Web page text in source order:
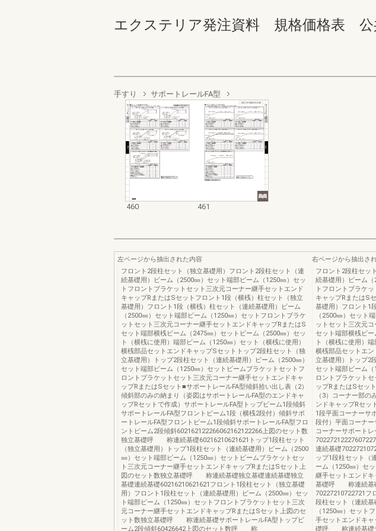
エクステリア発注資料 規格価格表 公
手すり サポートレールFA型
460 461
左ページから抽出された内容
フロント2段柱セット（独立基礎用）フロント2段柱セット（連
続基礎用）ビーム（2500㎜）セット端部ビーム（1250㎜）セッ
トフロントブラケットセット三次元コーナー継手セットエンド
キャップRまたはSセットフロント1段（横桟）柱セット（独立
基礎用）フロント1段（横桟）柱セット（連続基礎用）ビーム
（2500㎜）セット端部ビーム（1250㎜）セットフロントブラケ
ットセット三次元コーナー継手セットエンドキャップRまたはS
セット端部横桟ビーム（2475㎜）セットビーム（2500㎜）セッ
ト（横桟に使用）端部ビーム（1250㎜）セット（横桟に使用）
横桟部品セットエンドキャップSセットトップ2段柱セット（独
立基礎用）トップ2段柱セット（連続基礎用）ビーム（2500㎜）
セット端部ビーム（1250㎜）セットビームブラケットセットフ
ロントブラケットセット三次元コーナー継手セットエンドキャ
ップRまたはSセット■サポートレールFA型傾斜拾い出し表（2）
傾斜部のみの納まり（姿図はサポートレールFA型のエンドキャ
ップRセットで作成）サポートレールFA型トップビーム1段傾斜
サポートレールFA型フロントビーム1段（横桟2段付）傾斜サポ
ートレールFA型フロントビーム1段傾斜サポートレールFA型フロ
ントビーム2段傾斜602162122266062162122266上図のセット数
独立基礎呼 称連続基礎60216210621621トップ1段柱セット
（独立基礎用）トップ1段柱セット（連続基礎用）ビーム（2500
㎜）セット端部ビーム（1250㎜）セットビームブラケットセッ
ト三次元コーナー継手セットエンドキャップRまたはSセット上
図のセット数独立基礎呼 称連続基礎独立基礎連続基礎独立
基礎連続基礎60216210621621フロント1段柱セット（独立基礎
用）フロント1段柱セット（連続基礎用）ビーム（2500㎜）セッ
ト端部ビーム（1250㎜）セットフロントブラケットセット三次
元コーナー継手セットエンドキャップRまたはSセット上図のセ
ット数独立基礎呼 称連続基礎サポートレールFA型トップビ
ーム2段傾斜60426642上図のセット数呼 称
右ページから抽出さ
フロント2段柱セッ
続基礎用）ビーム
トフロントブラケ
キャップRまたはS
基礎用）フロント1
（2500㎜）セット
ットセット三次元
セット端部横桟ビ
ト（横桟に使用）
横桟部品セットエ
立基礎用）トップ2
セット端部ビーム
ロントブラケット
ップRまたはSセッ
（3）コーナー部の
ンドキャップRセッ
1段平面コーナーサ
段付）平面コーナ
コーナーサポート
連続基礎
ップ1段柱セット（
ーム（1250㎜）セ
継手セットエンド
基礎呼 称連続基礎
70227210722721フ
段柱セット（連続
（1250㎜）セット
手セットエンドキ
礎呼 称連続基礎サ